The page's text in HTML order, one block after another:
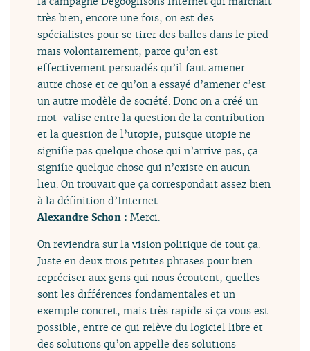
très bien, encore une fois, on est des
spécialistes pour se tirer des balles dans le pied
mais volontairement, parce qu’on est
effectivement persuadés qu’il faut amener
autre chose et ce qu’on a essayé d’amener c’est
un autre modèle de société. Donc on a créé un
mot-valise entre la question de la contribution
et la question de l’utopie, puisque utopie ne
signifie pas quelque chose qui n’arrive pas, ça
signifie quelque chose qui n’existe en aucun
lieu. On trouvait que ça correspondait assez bien
à la définition d’Internet.
Alexandre Schon :Merci.
On reviendra sur la vision politique de tout ça.
Juste en deux trois petites phrases pour bien
repréciser aux gens qui nous écoutent, quelles
sont les différences fondamentales et un
exemple concret, mais très rapide si ça vous est
possible, entre ce qui relève du logiciel libre et
des solutions qu’on appelle des solutions